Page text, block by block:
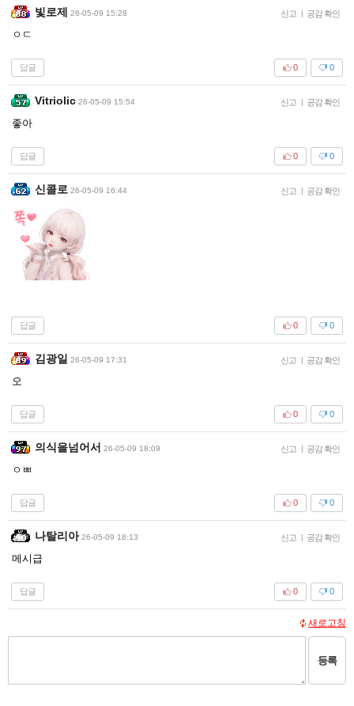
빛로제 26-05-09 15:28 신고 | 공감 확인
ㅇㄷ
답글 0
0
Vitriolic 26-05-09 15:54 신고 | 공감 확인
좋아
답글 0
0
신콜로 26-05-09 16:44 신고 | 공감 확인
답글 0
0
김광일 26-05-09 17:31 신고 | 공감 확인
오
답글 0
0
의식을넘어서 26-05-09 18:09 신고 | 공감 확인
ㅇㅃ
답글 0
0
나탈리아 26-05-09 18:13 신고 | 공감 확인
메시급
답글 0
0
새로고침
등록